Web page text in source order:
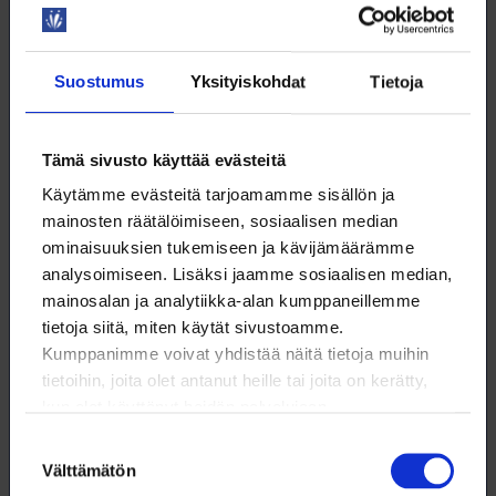
Suostumus Yksityiskohdat Tietoja
Tämä sivusto käyttää evästeitä
Käytämme evästeitä tarjoamamme sisällön ja
mainosten räätälöimiseen, sosiaalisen median
ominaisuuksien tukemiseen ja kävijämäärämme
analysoimiseen. Lisäksi jaamme sosiaalisen median,
mainosalan ja analytiikka-alan kumppaneillemme
tietoja siitä, miten käytät sivustoamme.
Kumppanimme voivat yhdistää näitä tietoja muihin
tietoihin, joita olet antanut heille tai joita on kerätty,
valinta
Välttämätön
Klikkaa kuva isommaksi.
Vastavalmistuneiden työttömyysaste noussut myös
Myös kyselyhetkellä lokakuussa 2024 työttömänä
olleista vastaajista 44 % oli ollut jossain työssä
valmistumisen jälkeen. Koko 205 henkilön
vastaajajoukosta noin 10 % ei ollut päässyt töihin
ollenkaan valmistumisen jälkeen. Vastavalmistuneiden
työttömyysaste on ollut kasvussa ja se näkyy myös
Loimun jäsenistössä. Työ- ja elinkeinoministeriön
tammikuun tilastoissa esimerkiksi luonnontieteen alan
vuosina 2022–2025. Eniten vastavalmistuneiden
työttömyys on viimeisen vuoden aikana kasvanut